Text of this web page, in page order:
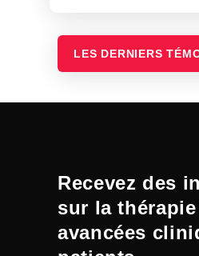
LES DERNIERS
Recevez des
sur la
avancées